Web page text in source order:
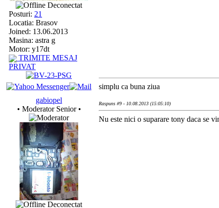
Deconectat
Posturi: 21
Locatia: Brasov
Joined: 13.06.2013
Masina: astra g
Motor: y17dt
TRIMITE MESAJ
PRIVAT
simplu ca buna ziua
gabiopel
• Moderator Senior •
Deconectat
Raspuns #9 - 10.08.2013 (15:05:10)
Nu este nici o suparare tony daca se